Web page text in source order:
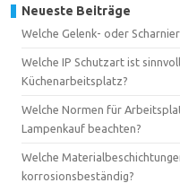
Neueste Beiträge
Welche Gelenk- oder
Welche IP Schutzart ist
Küchenarbeitsplatz?
Welche Normen für
Lampenkauf beachten?
Welche
korrosionsbeständig?